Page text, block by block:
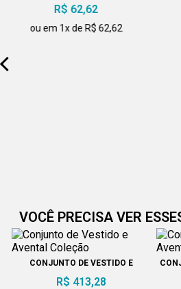
R$ 62,62
ou em 1x de R$ 62,62
VOCÊ PRECISA VER
CONJUNTO DE VESTIDO E
R$ 413,28